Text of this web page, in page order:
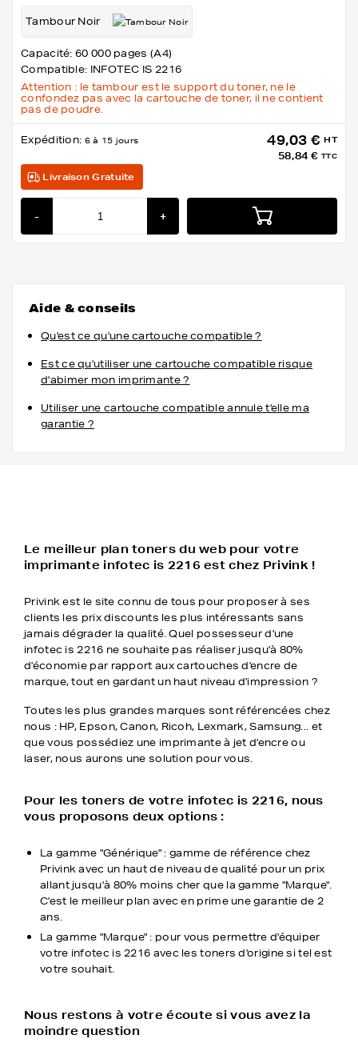
Tambour Noir
Capacité: 60 000 pages (A4)
Compatible: INFOTEC IS 2216
Attention : le tambour est le support du toner, ne le
confondez pas avec la cartouche de toner, il ne contient
pas de poudre.
Expédition: 6 à 15 jours 49,03 € HT
58,84 € TTC
Livraison Gratuite
- +
Aide & conseils
Qu'est ce qu'une cartouche compatible ?
Est ce qu'utiliser une cartouche compatible risque
d'abimer mon imprimante ?
Utiliser une cartouche compatible annule t'elle ma
garantie ?
Le meilleur plan toners du web pour votre
imprimante infotec is 2216 est chez Privink !
Privink est le site connu de tous pour proposer à ses
clients les prix discounts les plus intéressants sans
jamais dégrader la qualité. Quel possesseur d'une
infotec is 2216 ne souhaite pas réaliser jusqu'à 80%
d'économie par rapport aux cartouches d'encre de
marque, tout en gardant un haut niveau d'impression ?
Toutes les plus grandes marques sont référencées chez
nous : HP, Epson, Canon, Ricoh, Lexmark, Samsung... et
que vous possédiez une imprimante à jet d'encre ou
laser, nous aurons une solution pour vous.
Pour les toners de votre infotec is 2216, nous
vous proposons deux options :
La gamme "Générique" : gamme de référence chez
Privink avec un haut de niveau de qualité pour un prix
allant jusqu'à 80% moins cher que la gamme "Marque".
C'est le meilleur plan avec en prime une garantie de 2
ans.
La gamme "Marque" : pour vous permettre d'équiper
votre infotec is 2216 avec les toners d'origine si tel est
votre souhait.
Nous restons à votre écoute si vous avez la
moindre question